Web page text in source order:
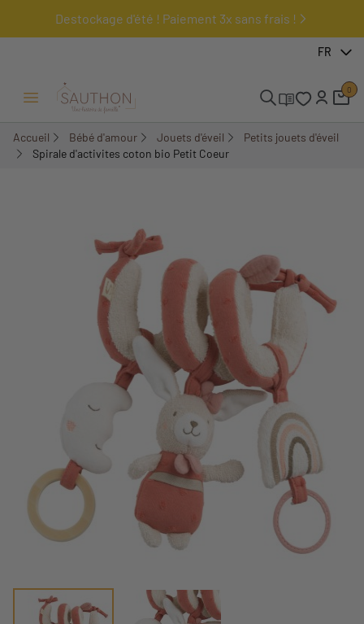
Destockage d'été ! Paiement 3x sans frais !
FR
Ouvrir/Fermer menu
0
Accueil Bébé d'amour Jouets d'éveil
Petits jouets d'éveil
Spirale d'activites coton bio Petit Coeur
-15,02%